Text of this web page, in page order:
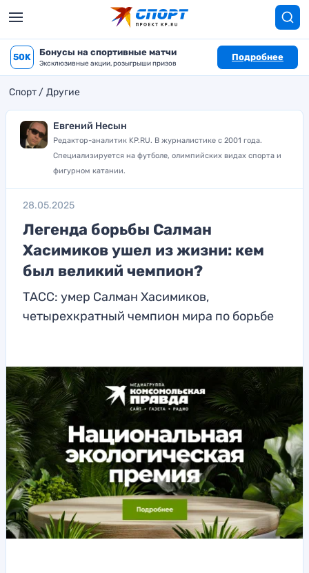
50K Бонусы на спортивные матчи
Эксклюзивные акции, розыгрыши призов
Подробнее
Спорт Другие
Евгений Несын
Редактор-аналитик KP.RU. В журналистике с 2001 года.
Специализируется на футболе, олимпийских видах спорта и
фигурном катании.
28.05.2025
Легенда борьбы Салман
Хасимиков ушел из жизни: кем
был великий чемпион?
ТАСС: умер Салман Хасимиков,
четырехкратный чемпион мира по борьбе